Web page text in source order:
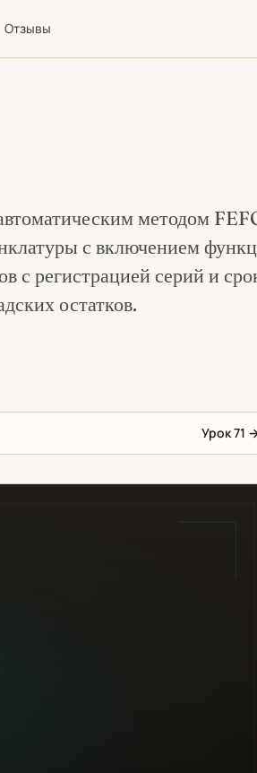
Отзывы
методом
с включением
с регистрацией серий и
остатков.
Урок 71